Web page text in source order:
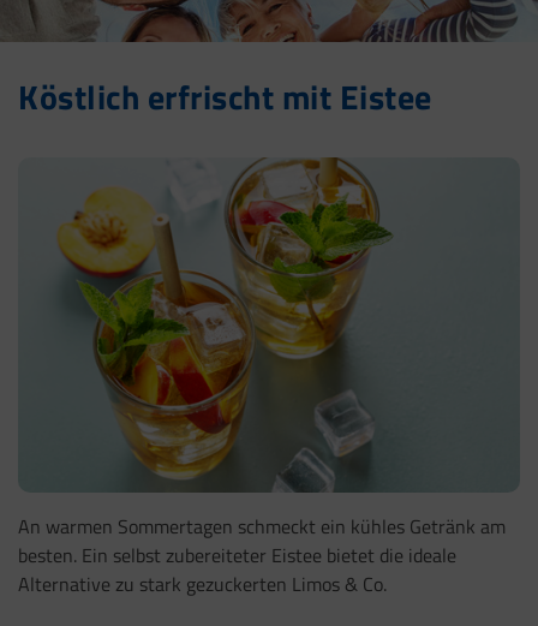
Köstlich erfrischt mit Eistee
An warmen Sommertagen schmeckt ein kühles Getränk am
besten. Ein selbst zubereiteter Eistee bietet die ideale
Alternative zu stark gezuckerten Limos & Co.